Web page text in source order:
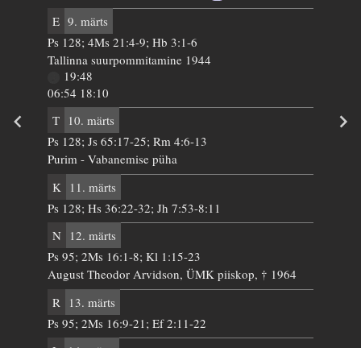
E 9. märts
Ps 128; 4Ms 21:4-9; Hb 3:1-6
Tallinna suurpommitamine 1944
19:48
06:54 18:10
T 10. märts
Ps 128; Js 65:17-25; Rm 4:6-13
Purim - Vabanemise püha
K
11. märts
Ps 128; Hs 36:22-32; Jh 7:53-8:11
N 12. märts
Ps 95; 2Ms 16:1-8; Kl 1:15-23
August Theodor Arvidson, ÜMK piiskop, † 1964
R
13. märts
Ps 95; 2Ms 16:9-21; Ef 2:11-22